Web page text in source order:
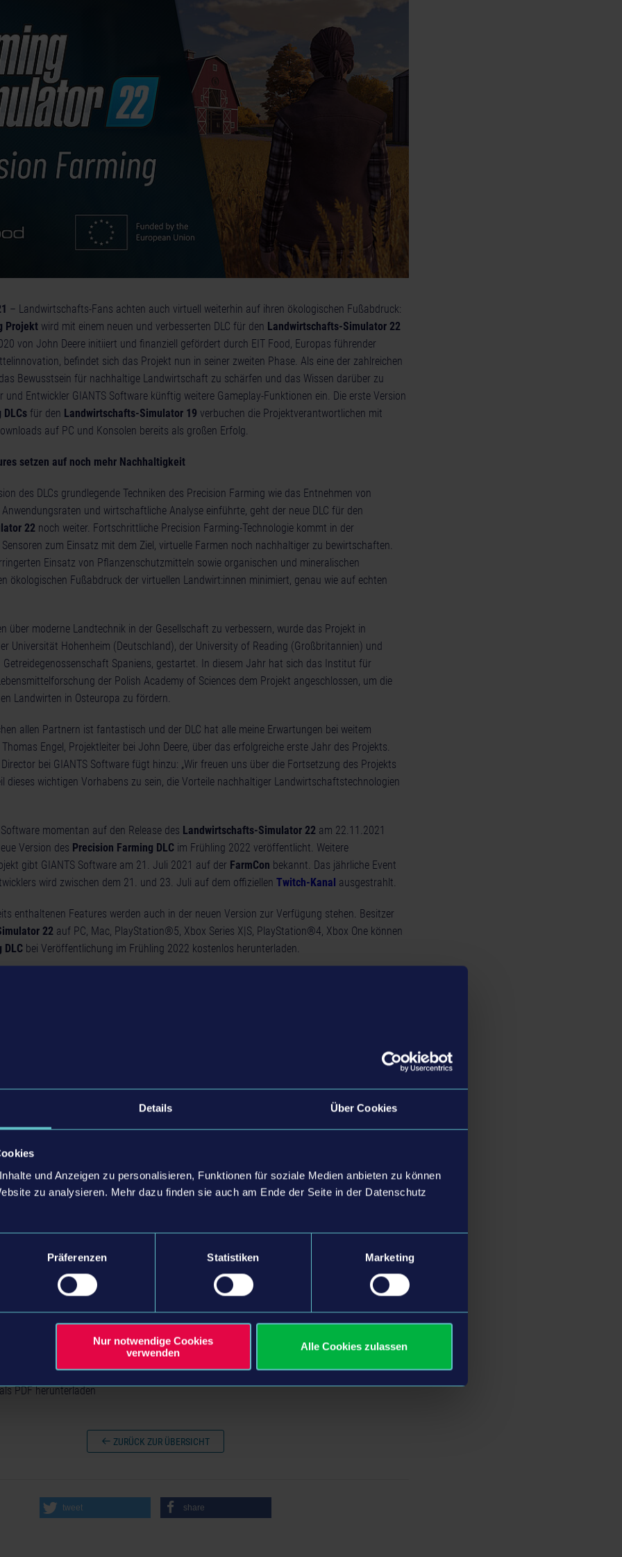
Details Über Cookies
und Anzeigen zu personalisieren, Funktionen für soziale Medien anbieten zu können
zu analysieren. Mehr dazu finden sie auch am Ende der Seite in der Datenschutz
Präferenzen Statistiken Marketing
Nur notwendige Cookies
verwenden
Alle Cookies zulassen
– Landwirtschafts-Fans achten auch virtuell weiterhin auf ihren ökologischen Fußabdruck:
Projekt wird mit einem neuen und verbesserten DLC für den Landwirtschafts-Simulator 22
von John Deere initiiert und finanziell gefördert durch EIT Food, Europas führender
befindet sich das Projekt nun in seiner zweiten Phase. Als eine der zahlreichen
Bewusstsein für nachhaltige Landwirtschaft zu schärfen und das Wissen darüber zu
Entwickler GIANTS Software künftig weitere Gameplay-Funktionen ein. Die erste Version
für den Landwirtschafts-Simulator 19 verbuchen die Projektverantwortlichen mit
auf PC und Konsolen bereits als großen Erfolg.
setzen auf noch mehr Nachhaltigkeit
des DLCs grundlegende Techniken des Precision Farming wie das Entnehmen von
und wirtschaftliche Analyse einführte, geht der neue DLC für den
22noch weiter. Fortschrittliche Precision Farming-Technologie kommt in der
zum Einsatz mit dem Ziel, virtuelle Farmen noch nachhaltiger zu bewirtschaften.
Einsatz von Pflanzenschutzmitteln sowie organischen und mineralischen
ökologischen Fußabdruck der virtuellen Landwirt:innen minimiert, genau wie auf echten
über moderne Landtechnik in der Gesellschaft zu verbessern, wurde das Projekt in
Universität Hohenheim (Deutschland), der University of Reading (Großbritannien) und
Getreidegenossenschaft Spaniens, gestartet. In diesem Jahr hat sich das Institut für
der Polish Academy of Sciences dem Projekt angeschlossen, um die
Landwirten in Osteuropa zu fördern.
allen Partnern ist fantastisch und der DLC hat alle meine Erwartungen bei weitem
Engel, Projektleiter bei John Deere, über das erfolgreiche erste Jahr des Projekts.
bei GIANTS Software fügt hinzu: „Wir freuen uns über die Fortsetzung des Projekts
dieses wichtigen Vorhabens zu sein, die Vorteile nachhaltiger Landwirtschaftstechnologien
momentan auf den Release des Landwirtschafts-Simulator 22am 22.11.2021
Version des Precision Farming DLCim Frühling 2022 veröffentlicht. Weitere
gibt GIANTS Software am 21. Juli 2021 auf der FarmCon bekannt. Das jährliche Event
wird zwischen dem 21. und 23. Juli auf dem offiziellen Twitch-Kanal ausgestrahlt.
enthaltenen Features werden auch in der neuen Version zur Verfügung stehen. Besitzer
22auf PC, Mac, PlayStation®5, Xbox Series X|S, PlayStation®4, Xbox One können
DLCbei Veröffentlichung im Frühling 2022 kostenlos herunterladen.
PDF herunterladen
ZURÜCK ZUR ÜBERSICHT
tweet share